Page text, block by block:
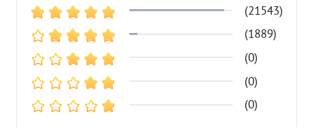
(21543)
(1889)
(0)
(0)
(0)